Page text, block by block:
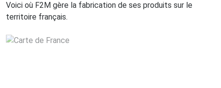
Voici où F2M gère la fabrication de ses produits sur le
territoire français.